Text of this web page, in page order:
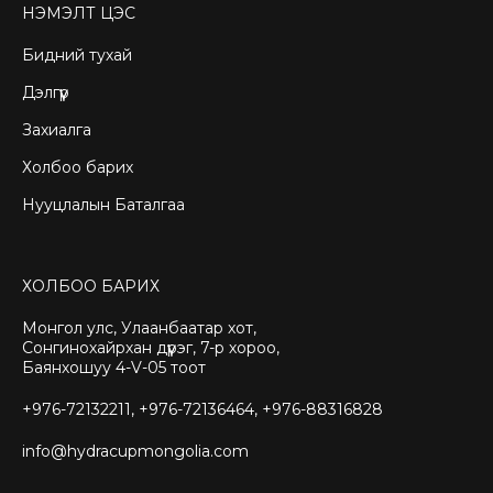
ХОЛБОО БАРИХ
Монгол улс, Улаанбаатар хот,
Сонгинохайрхан дүүрэг, 7-р хороо,
Баянхошуу 4-V-05 тоот
+976-72132211, +976-72136464, +976-88316828
info@hydracupmongolia.com
НЭМЭЛТ ЦЭС
Бидний тухай
Дэлгүүр
Захиалга
Холбоо барих
Нууцлалын Баталгаа